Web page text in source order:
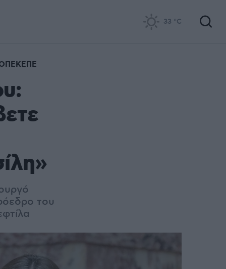
33 °C
του